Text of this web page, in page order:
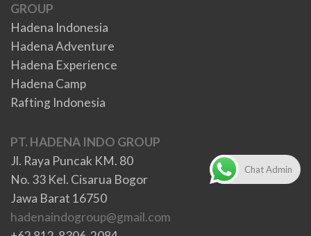
GROUP
Hadena Indonesia
Hadena Adventure
Hadena Experience
Hadena Camp
Rafting Indonesia
PT. HADENA INDO GROUP
Jl. Raya Puncak KM. 80
No. 33 Kel. Cisarua Bogor
Jawa Barat 16750
hadenaindogroup@gmail.com
Chat Admin